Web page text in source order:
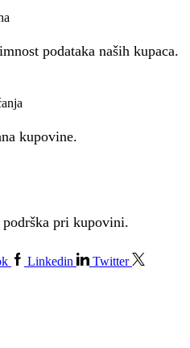
podataka naših kupaca.
kupovine.
podrška pri kupovini.
Linkedin
Twitter